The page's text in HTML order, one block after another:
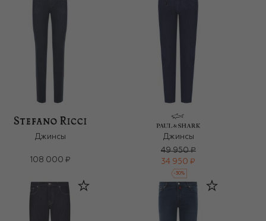
Джинсы
108 000 ₽
Джинсы
49 950 ₽
34 950 ₽
-30%